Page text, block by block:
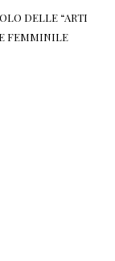
DELLE “ARTI
FEMMINILE